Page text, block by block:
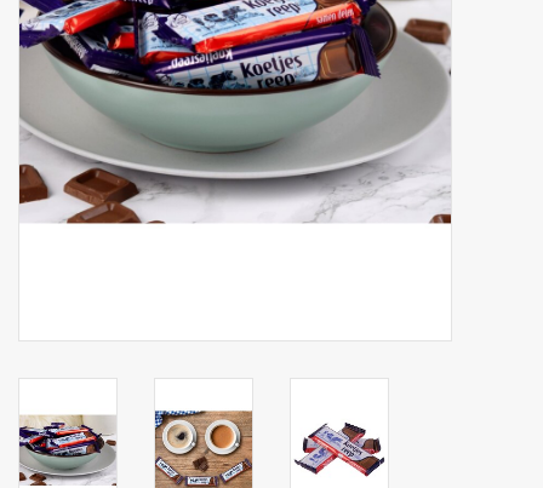
Botanicals
Bonbons pour la bonbonnière
Rouleaux de caisse thermiques
Produits d'hygiène
Matériel d'emballage